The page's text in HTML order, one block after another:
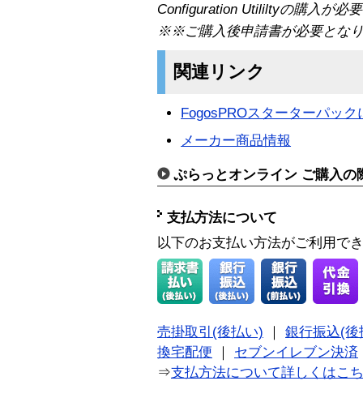
Configuration Utililtyの購入が必
※※ご購入後申請書が必要とな
関連リンク
FogosPROスターターパッ
メーカー商品情報
ぷらっとオンライン ご購入の
支払方法について
以下のお支払い方法がご利用で
売掛取引(後払い) ｜ 銀行振込(後
換宅配便 ｜ セブンイレブン決済
⇒支払方法について詳しくはこ